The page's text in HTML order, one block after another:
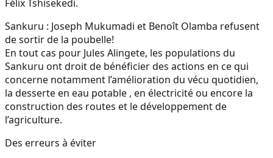
Félix Tshisekedi.
Sankuru : Joseph Mukumadi et Benoît Olamba refusent
de sortir de la poubelle!
En tout cas pour Jules Alingete, les populations du
Sankuru ont droit de bénéficier des actions en ce qui
concerne notamment l’amélioration du vécu quotidien,
la desserte en eau potable , en électricité ou encore la
construction des routes et le développement de
l’agriculture.
Des erreurs à éviter